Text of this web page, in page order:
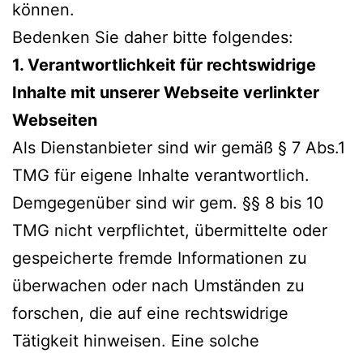
können.
Bedenken Sie daher bitte folgendes:
1. Verantwortlichkeit für rechtswidrige
Inhalte mit unserer Webseite verlinkter
Webseiten
Als Dienstanbieter sind wir gemäß § 7 Abs.1
TMG für eigene Inhalte verantwortlich.
Demgegenüber sind wir gem. §§ 8 bis 10
TMG nicht verpflichtet, übermittelte oder
gespeicherte fremde Informationen zu
überwachen oder nach Umständen zu
forschen, die auf eine rechtswidrige
Tätigkeit hinweisen. Eine solche